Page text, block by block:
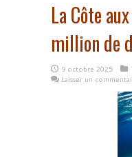
La Côte
million de
9 octobre 2025
Laisser un